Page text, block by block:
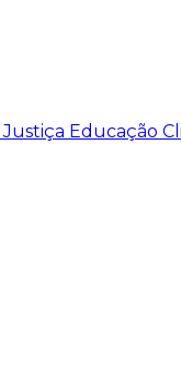
Justiça Educação